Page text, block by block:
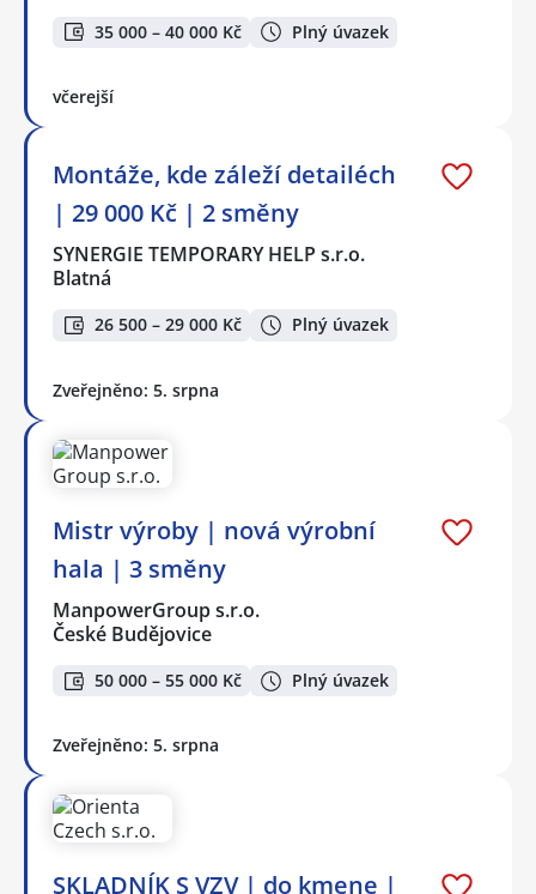
35 000 – 40 000 Kč Plný úvazek
včerejší
Montáže, kde záleží detailéch
| 29 000 Kč | 2 směny
SYNERGIE TEMPORARY HELP s.r.o.
Blatná
26 500 – 29 000 Kč Plný úvazek
Zveřejněno: 5. srpna
Mistr výroby | nová výrobní
hala | 3 směny
ManpowerGroup s.r.o.
České Budějovice
50 000 – 55 000 Kč Plný úvazek
Zveřejněno: 5. srpna
SKLADNÍK S VZV | do kmene |